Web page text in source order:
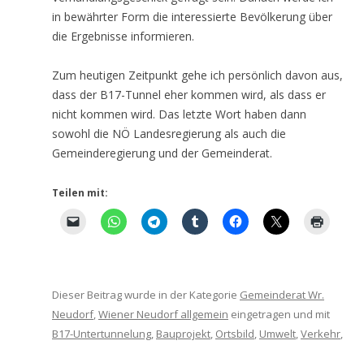
in bewährter Form die interessierte Bevölkerung über
die Ergebnisse informieren.
Zum heutigen Zeitpunkt gehe ich persönlich davon aus,
dass der B17-Tunnel eher kommen wird, als dass er
nicht kommen wird. Das letzte Wort haben dann
sowohl die NÖ Landesregierung als auch die
Gemeinderegierung und der Gemeinderat.
Teilen mit:
Dieser Beitrag wurde in der Kategorie Gemeinderat Wr.
Neudorf,Wiener Neudorf allgemein eingetragen und mit
B17-Untertunnelung, Bauprojekt, Ortsbild, Umwelt,Verkehr,